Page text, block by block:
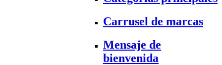
Carrusel de marcas
Mensaje de
bienvenida